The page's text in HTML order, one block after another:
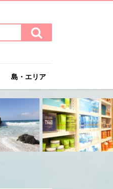
検
索
す
島・エリア